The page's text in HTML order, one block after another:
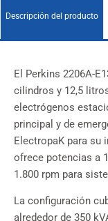
Descripción del producto
El Perkins 2206A-
cilindros y 12,5
electrógenos
principal y de
ElectropaK para su
ofrece potencias a
1.800 rpm para
La configuración
alrededor de 350